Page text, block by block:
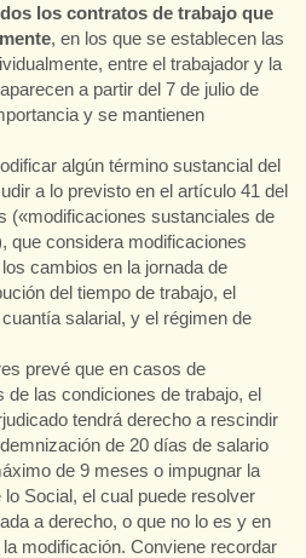
los contratos de trabajo que
, en los que se establecen las
entre el trabajador y la
a partir del 7 de julio de
y se mantienen
algún término sustancial del
a lo previsto en el artículo 41 del
(«modificaciones sustanciales de
que considera modificaciones
cambios en la jornada de
del tiempo de trabajo, el
salarial, y el régimen de
prevé que en casos de
las condiciones de trabajo, el
tendrá derecho a rescindir
de 20 días de salario
de 9 meses o impugnar la
Social, el cual puede resolver
a derecho, o que no lo es y en
modificación. Conviene recordar